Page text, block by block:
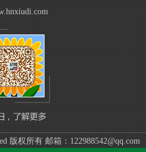
版权所有 邮箱：122988542@qq.com